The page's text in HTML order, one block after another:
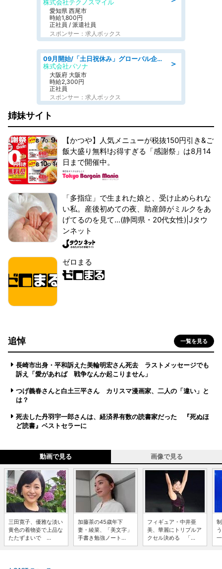
株式会社テクノスマイル
愛知県 西尾市
時給1,800円
正社員 / 派遣社員
スポンサー：求人ボックス
＞
09月開始/「土日祝休み」グローバル企業での産業保健のお仕事/保健師/高時給/残業なし/服装自由
株式会社パソナ
大阪府 大阪市
時給2,300円
正社員
スポンサー：求人ボックス
姉妹サイト
【かつや】人気メニューが税抜150円引き&ご
飯大盛り無料!お得すぎる「感謝祭」は8月14
日まで開催中。
「多指症」で生まれた娘と、受け止められな
い私。産後初めての夜、助産師がミルクをあ
げてるのを見て...(静岡県・20代女性)|Jタウ
ンネット
ゼロまる
追悼 一覧を見る
長崎市出身・平和訴えた美輪明宏さん死去 ラストメッセージでも
訴え「愛があれば 戦争なんか起こりません」
つげ義春さんと白土三平さん カリスマ漫画家、二人の「違い」と
は？
死去した丹羽宇一郎さんは、経済界有数の読書家だった 『死ぬほ
ど読書』ベストセラーに
動画で見る 画像で見る
三田寛子、優雅な淡い
黄色の着物姿で上品な
たたずまいで ...
加藤茶の45歳年下
妻・綾菜、「美文字」
手書き勉強ノート...
フィギュア・中井亜
美、華麗にトリプルア
クセル決める 「...